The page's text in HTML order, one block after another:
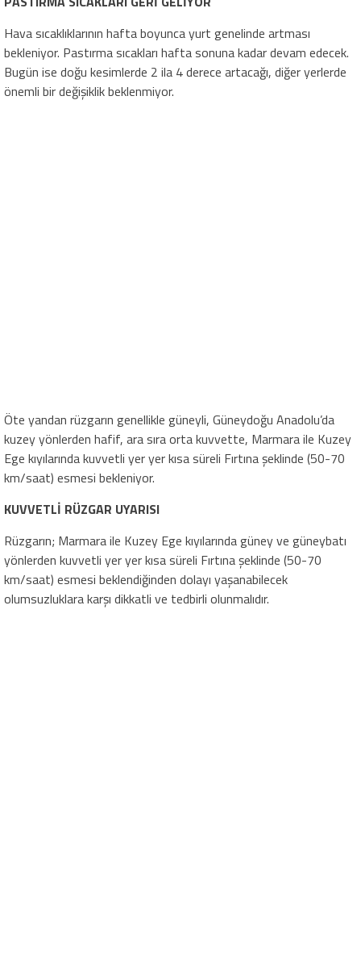
Hava sıcaklıklarının hafta boyunca yurt genelinde artması
bekleniyor. Pastırma sıcakları hafta sonuna kadar devam edecek.
Bugün ise doğu kesimlerde 2 ila 4 derece artacağı, diğer yerlerde
önemli bir değişiklik beklenmiyor.
Öte yandan rüzgarın genellikle güneyli, Güneydoğu Anadolu’da
kuzey yönlerden hafif, ara sıra orta kuvvette, Marmara ile Kuzey
Ege kıyılarında kuvvetli yer yer kısa süreli Fırtına şeklinde (50-70
km/saat) esmesi bekleniyor.
KUVVETLİ RÜZGAR UYARISI
Rüzgarın; Marmara ile Kuzey Ege kıyılarında güney ve güneybatı
yönlerden kuvvetli yer yer kısa süreli Fırtına şeklinde (50-70
km/saat) esmesi beklendiğinden dolayı yaşanabilecek
olumsuzluklara karşı dikkatli ve tedbirli olunmalıdır.